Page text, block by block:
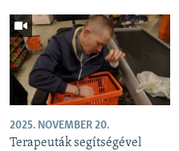
2025. NOVEMBER 20.
Terapeuták segítségével